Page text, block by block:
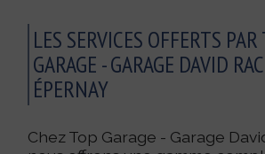
LES SERVICES OFFERTS PAR
GARAGE - GARAGE DAVID
ÉPERNAY
Chez Top Garage - Garage